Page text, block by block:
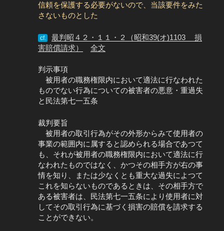
信頼を保護する必要がないので、当該要件をみた
さないものとした
cf.
最判昭４２・１１・２（昭和39(オ)1103 損
害賠償請求）
全文
判示事項
被用者の職務権限内において適法に行なわれた
ものでない行為についての被害者の悪意・重過失
と民法第七一五条
裁判要旨
被用者の取引行為がその外形からみて使用者の
事業の範囲内に属すると認められる場合であつて
も、それが被用者の職務権限内において適法に行
なわれたものではなく、かつその相手方が右の事
情を知り、または少なくとも重大な過失によつて
これを知らないものであるときは、その相手方で
ある被害者は、民法第七一五条により使用者に対
してその取引行為に基づく損害の賠償を請求する
ことができない。